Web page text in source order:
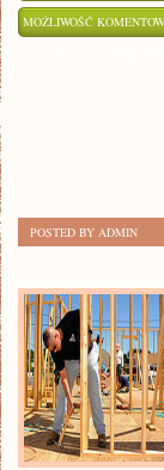
MOŻLIWOŚĆ
POSTED BY ADMIN